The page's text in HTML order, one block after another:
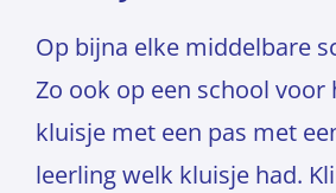
Op bijna elke middelbare
Zo ook op een school
kluisje met een pas met
leerling welk kluisje had.